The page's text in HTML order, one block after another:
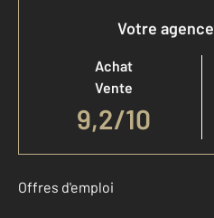
Votre
Achat
Vente
9,2/10
Offres d'emploi